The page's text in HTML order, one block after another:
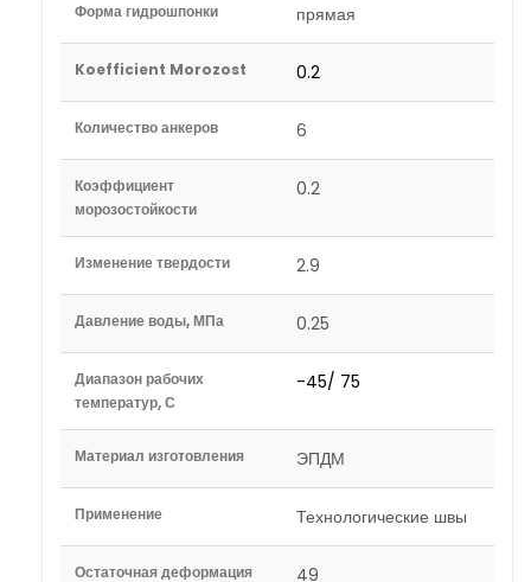
Форма гидрошпонки прямая
Koefficient Morozost 0.2
Количество анкеров 6
Коэффициент
морозостойкости
0.2
Изменение твердости 2.9
Давление воды, МПа 0.25
Диапазон рабочих
температур, С
-45/ 75
Материал изготовления ЭПДМ
Применение Технологические швы
Остаточная деформация 49